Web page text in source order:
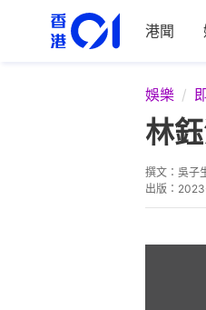
港聞
娛樂
林
撰文： 吳子
出版：